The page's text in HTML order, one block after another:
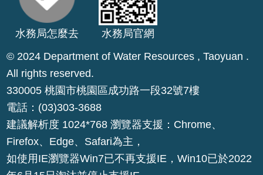
請
案
件
污
水
下
水
道
水務局怎麼去
水務局官網
© 2024 Department of Water Resources , Taoyuan .
All rights reserved.
330005 桃園市桃園區成功路一段32號7樓
電話：(03)303-3688
建議解析度 1024*768 瀏覽器支援：Chrome、
Firefox、Edge、Safari為主，
如使用IE瀏覽器Win7已不再支援IE，Win10已於2022